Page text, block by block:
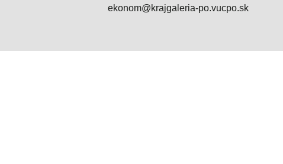
ekonom@krajgaleria-po.vucpo.sk